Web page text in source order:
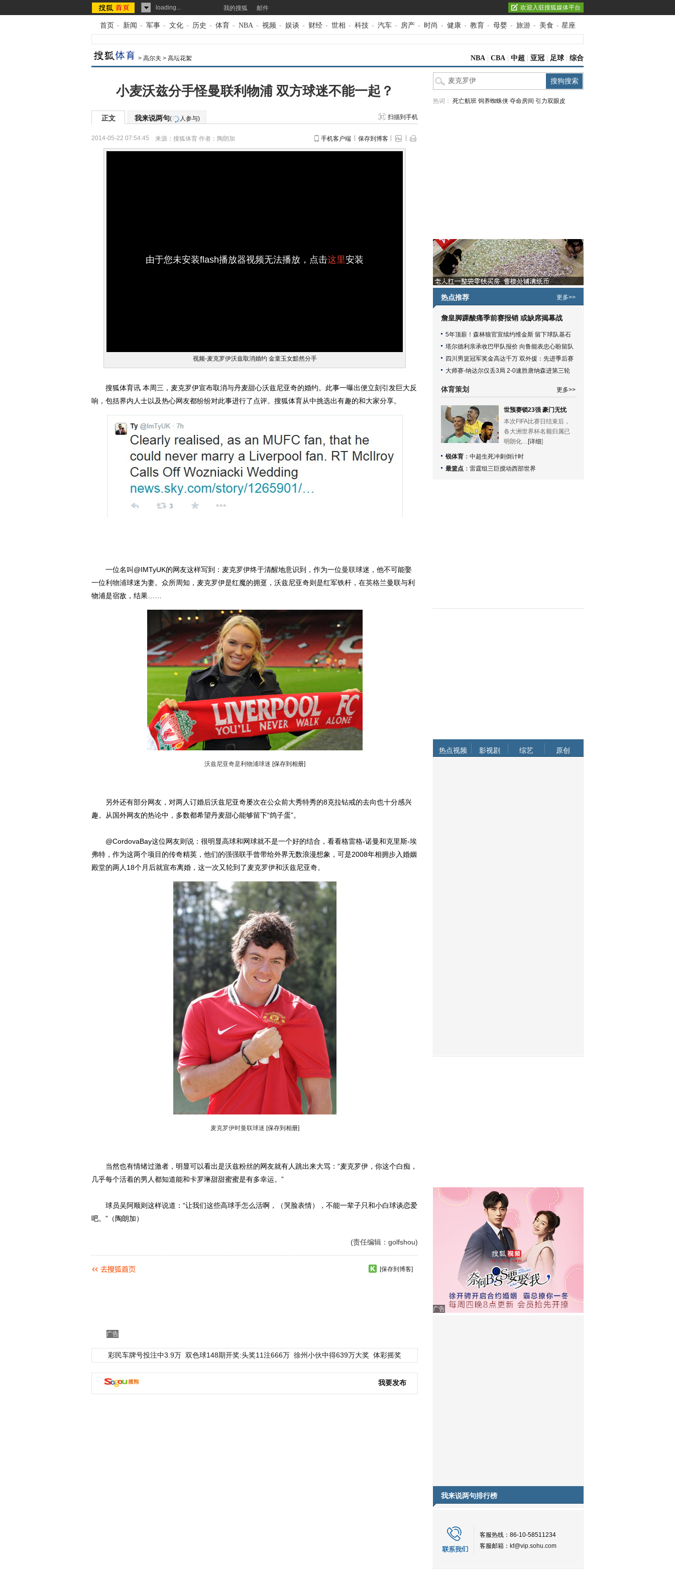
loading... 我的搜狐 邮件 欢迎入驻搜狐媒体平台
首页 - 新闻 - 军事 - 文化 - 历史 - 体育 - NBA - 视频 - 娱谈 - 财经 - 世相 - 科技 - 汽车 - 房产 - 时尚 - 健康 - 教育 - 母婴 - 旅游 - 美食 - 星座
> 高尔夫 > 高坛花絮 NBA CBA 中超 亚冠 足球 综合
小麦沃兹分手怪曼联利物浦 双方球迷不能一起？
正文 我来说两句( 人参与) 扫描到手机
2014-05-22 07:54:45 来源： 搜狐体育 作者：陶朗加 手机客户端 保存到博客
由于您未安装flash播放器视频无法播放，点击这里安装
视频-麦克罗伊沃兹取消婚约 金童玉女黯然分手
搜狐体育讯 本周三，麦克罗伊宣布取消与丹麦甜心沃兹尼亚奇的婚约。此事一曝出便立刻引发巨大反
响，包括界内人士以及热心网友都纷纷对此事进行了点评。搜狐体育从中挑选出有趣的和大家分享。
一位名叫@IMTyUK的网友这样写到：麦克罗伊终于清醒地意识到，作为一位曼联球迷，他不可能娶
一位利物浦球迷为妻。众所周知，麦克罗伊是红魔的拥趸，沃兹尼亚奇则是红军铁杆，在英格兰曼联与利
物浦是宿敌，结果……
沃兹尼亚奇是利物浦球迷 [保存到相册]
另外还有部分网友，对两人订婚后沃兹尼亚奇屡次在公众前大秀特秀的8克拉钻戒的去向也十分感兴
趣。从国外网友的热论中，多数都希望丹麦甜心能够留下“鸽子蛋”。
@CordovaBay这位网友则说：很明显高球和网球就不是一个好的结合，看看格雷格-诺曼和克里斯-埃
弗特，作为这两个项目的传奇精英，他们的强强联手曾带给外界无数浪漫想象，可是2008年相拥步入婚姻
殿堂的两人18个月后就宣布离婚，这一次又轮到了麦克罗伊和沃兹尼亚奇。
麦克罗伊时曼联球迷 [保存到相册]
当然也有情绪过激者，明显可以看出是沃兹粉丝的网友就有人跳出来大骂：“麦克罗伊，你这个白痴，
几乎每个活着的男人都知道能和卡罗琳甜甜蜜蜜是有多幸运。”
球员吴阿顺则这样说道：“让我们这些高球手怎么活啊，（哭脸表情），不能一辈子只和小白球谈恋爱
吧。”（陶朗加）
(责任编辑：golfshou)
[保存到博客]
广告
彩民车牌号投注中3.9万 双色球148期开奖:头奖11注666万 徐州小伙中得639万大奖 体彩摇奖
我要发布
热词： 死亡航班 饲养蜘蛛侠 夺命房间 引力双眼皮
热点推荐 更多>>
詹皇脚踝酸痛季前赛报销 或缺席揭幕战
5年顶薪！森林狼官宣续约维金斯 留下球队基石
塔尔德利亲承收巴甲队报价 向鲁能表忠心盼留队
四川男篮冠军奖金高达千万 双外援：先进季后赛
大师赛-纳达尔仅丢3局 2-0速胜唐纳森进第三轮
体育策划 更多>>
世预赛锁23强 豪门无忧
本次FIFA比赛日结束后，
各大洲世界杯名额归属已
明朗化… [详细]
锐体育 ： 中超生死冲刺倒计时
最篮点 ： 雷霆组三巨搅动西部世界
热点视频 影视剧 综艺 原创
广告
我来说两句排行榜
客服热线：86-10-58511234
客服邮箱： kf@vip.sohu.com